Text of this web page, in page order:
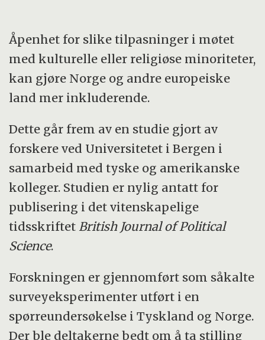
Åpenhet for slike tilpasninger i møtet
med kulturelle eller religiøse minoriteter,
kan gjøre Norge og andre europeiske
land mer inkluderende.
Dette går frem av en studie gjort av
forskere ved Universitetet i Bergen i
samarbeid med tyske og amerikanske
kolleger. Studien er nylig antatt for
publisering i det vitenskapelige
tidsskriftet British Journal of Political
Science.
Forskningen er gjennomført som såkalte
surveyeksperimenter utført i en
spørreundersøkelse i Tyskland og Norge.
Der ble deltakerne bedt om å ta stilling